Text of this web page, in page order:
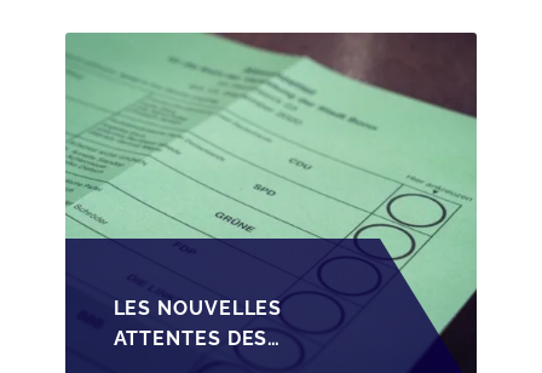
LES NOUVELLES
ATTENTES DES